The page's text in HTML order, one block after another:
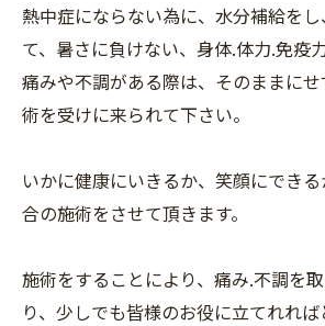
熱中症にならない為に、水分補給を
て、暑さに負けない、身体.体力.免疫
痛みや不調がある際は、そのままに
術を受けに来られて下さい。
いかに健康にいきるか、笑顔にでき
合の施術をさせて頂きます。
施術をすることにより、痛み.不調を
り、少しでも皆様のお役に立てれれば